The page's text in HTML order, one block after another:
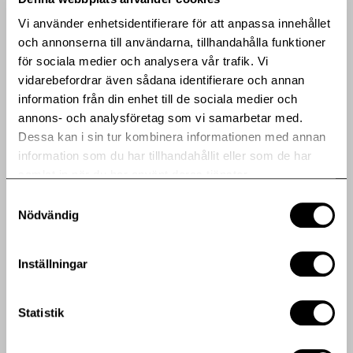
Vi använder enhetsidentifierare för att anpassa innehållet
och annonserna till användarna, tillhandahålla funktioner
för sociala medier och analysera vår trafik. Vi
vidarebefordrar även sådana identifierare och annan
information från din enhet till de sociala medier och
annons- och analysföretag som vi samarbetar med.
Dessa kan i sin tur kombinera informationen med annan
information som du har tillhandahållit eller som de har
Nödvändig
Inställningar
Statistik
Ytterligare information om bolaget finns på
www.hebafast.se
Dela artikeln med en vän eller ditt nätverk